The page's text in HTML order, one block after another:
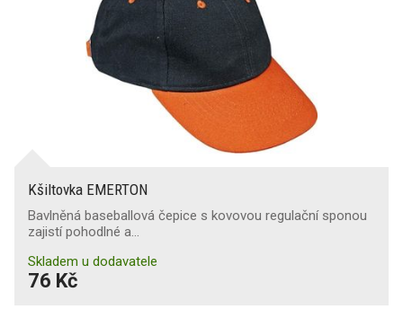
Kšiltovka EMERTON
Bavlněná baseballová čepice s kovovou regulační sponou
zajistí pohodlné a…
Skladem u dodavatele
76 Kč